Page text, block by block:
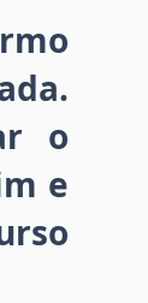
o
e